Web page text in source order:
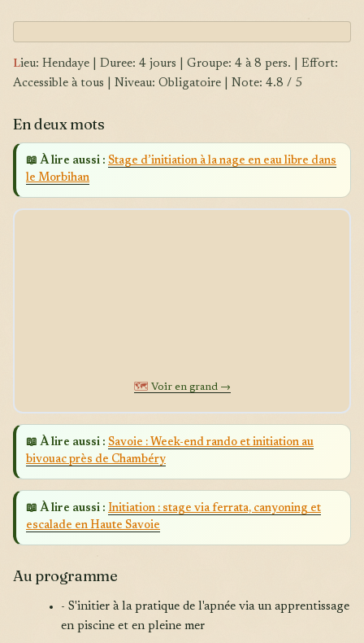
Lieu: Hendaye | Duree: 4 jours | Groupe: 4 à 8 pers. | Effort:
Accessible à tous | Niveau: Obligatoire | Note: 4.8 / 5
En deux mots
📖 À lire aussi : Stage d’initiation à la nage en eau libre dans
le Morbihan
🗺️ Voir en grand →
📖 À lire aussi : Savoie : Week-end rando et initiation au
bivouac près de Chambéry
📖 À lire aussi : Initiation : stage via ferrata, canyoning et
escalade en Haute Savoie
Au programme
- S'initier à la pratique de l'apnée via un apprentissage
en piscine et en pleine mer